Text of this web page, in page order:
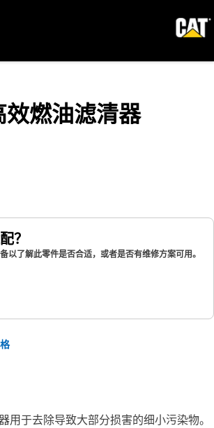
效燃油滤清器
？
以了解此零件是否合适，或者是否有维修方案可用。
用于去除导致大部分损害的细小污染物。